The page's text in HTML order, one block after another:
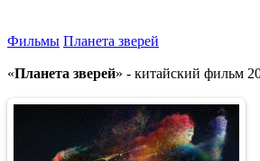
Фильмы Планета зверей
«Планета зверей» - китайский фильм